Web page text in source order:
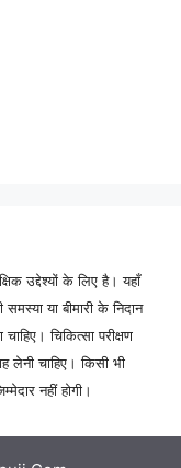
उद्देश्यों के लिए है। यहाँ
या बीमारी के निदान
चिकित्सा परीक्षण
लेनी चाहिए। किसी भी
नहीं होगी।